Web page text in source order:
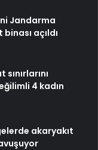
Jandarma
açıldı
4 kadın
akaryakıt